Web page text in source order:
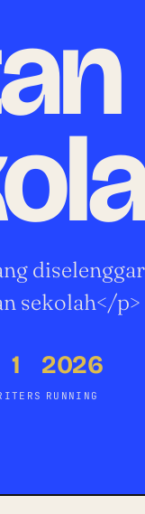
sekolah</p>
1 2026
RUNNING